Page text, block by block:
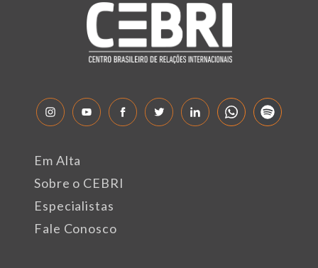
Em Alta
Sobre o CEBRI
Especialistas
Fale Conosco